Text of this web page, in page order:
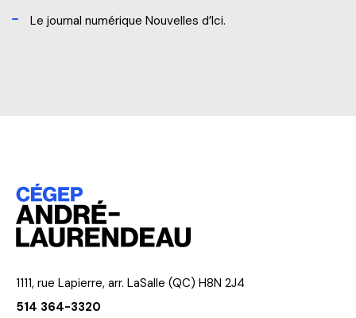
Le journal numérique Nouvelles d’Ici.
1111, rue Lapierre, arr. LaSalle (QC) H8N 2J4
514 364-3320